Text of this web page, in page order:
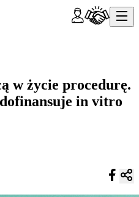
w życie procedurę.
in vitro